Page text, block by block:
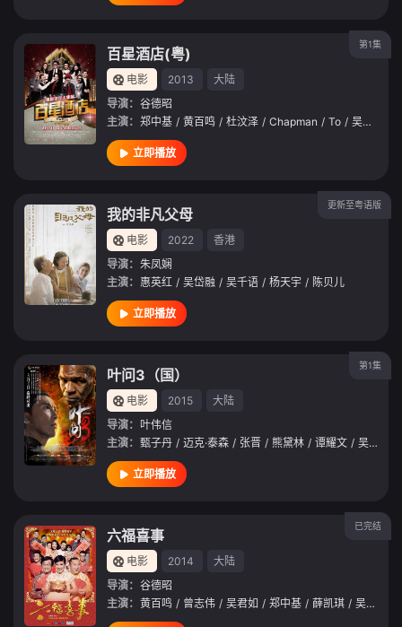
第1集
百星酒店(粤)
电影 2013
大陆
导演： 谷德昭
主演： 郑中基 / 黄百鸣 / 杜汶泽 / Chapman / To / 吴君如
立即播放
更新至粤语版
我的非凡父母
电影 2022
香港
导演： 朱凤娴
主演： 惠英红 / 吴岱融 / 吴千语 / 杨天宇 / 陈贝儿
立即播放
第1集
叶问3（国）
电影 2015
大陆
导演： 叶伟信
主演： 甄子丹 / 迈克·泰森 / 张晋 / 熊黛林 / 谭耀文 / 吴千语
立即播放
已完结
六福喜事
电影 2014
大陆
导演： 谷德昭
主演： 黄百鸣 / 曾志伟 / 吴君如 / 郑中基 / 薛凯琪 / 吴千语